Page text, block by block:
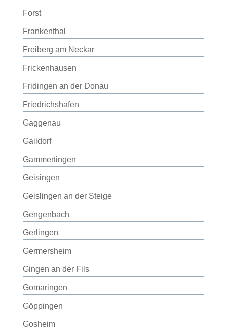
Forst
Frankenthal
Freiberg am Neckar
Frickenhausen
Fridingen an der Donau
Friedrichshafen
Gaggenau
Gaildorf
Gammertingen
Geisingen
Geislingen an der Steige
Gengenbach
Gerlingen
Germersheim
Gingen an der Fils
Gomaringen
Göppingen
Gosheim